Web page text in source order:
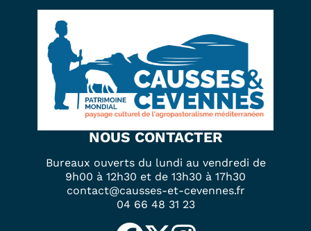
NOUS CONTACTER
Bureaux ouverts du lundi au vendredi de
9h00 à 12h30 et de 13h30 à 17h30
contact@causses-et-cevennes.fr
04 66 48 31 23